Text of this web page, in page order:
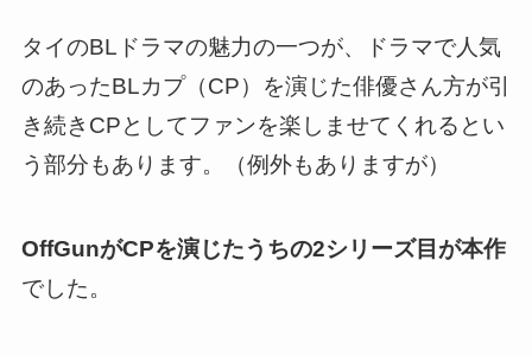
タイのBLドラマの魅力の一つが、ドラマで人気
のあったBLカプ（CP）を演じた俳優さん方が引
き続きCPとしてファンを楽しませてくれるとい
う部分もあります。（例外もありますが）
OffGunがCPを演じたうちの2シリーズ目が本作
でした。